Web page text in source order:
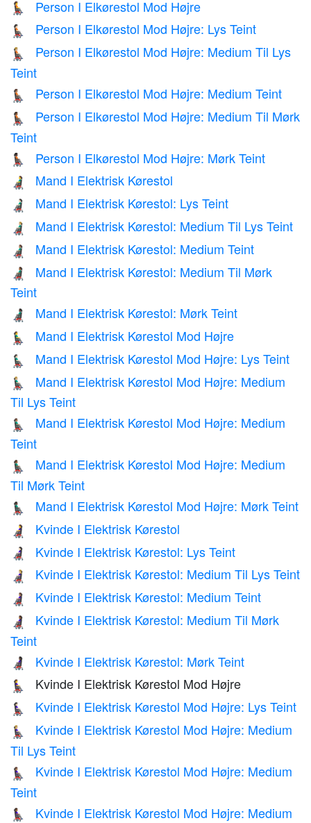
🧑‍🦼‍➡️ Person I Elkørestol Mod Højre
🧑🏻‍🦼‍➡️ Person I Elkørestol Mod Højre: Lys Teint
🧑🏼‍🦼‍➡️
Person I Elkørestol Mod Højre: Medium Til Lys
Teint
🧑🏽‍🦼‍➡️ Person I Elkørestol Mod Højre: Medium Teint
🧑🏾‍🦼‍➡️
Person I Elkørestol Mod Højre: Medium Til Mørk
Teint
🧑🏿‍🦼‍➡️ Person I Elkørestol Mod Højre: Mørk Teint
👨‍🦼 Mand I Elektrisk Kørestol
👨🏻‍🦼 Mand I Elektrisk Kørestol: Lys Teint
👨🏼‍🦼 Mand I Elektrisk Kørestol: Medium Til Lys Teint
👨🏽‍🦼 Mand I Elektrisk Kørestol: Medium Teint
👨🏾‍🦼
Mand I Elektrisk Kørestol: Medium Til Mørk
Teint
👨🏿‍🦼 Mand I Elektrisk Kørestol: Mørk Teint
👨‍🦼‍➡️ Mand I Elektrisk Kørestol Mod Højre
👨🏻‍🦼‍➡️ Mand I Elektrisk Kørestol Mod Højre: Lys Teint
👨🏼‍🦼‍➡️
Mand I Elektrisk Kørestol Mod Højre: Medium
Til Lys Teint
👨🏽‍🦼‍➡️
Mand I Elektrisk Kørestol Mod Højre: Medium
Teint
👨🏾‍🦼‍➡️
Mand I Elektrisk Kørestol Mod Højre: Medium
Til Mørk Teint
👨🏿‍🦼‍➡️ Mand I Elektrisk Kørestol Mod Højre: Mørk Teint
👩‍🦼 Kvinde I Elektrisk Kørestol
👩🏻‍🦼 Kvinde I Elektrisk Kørestol: Lys Teint
👩🏼‍🦼 Kvinde I Elektrisk Kørestol: Medium Til Lys Teint
👩🏽‍🦼 Kvinde I Elektrisk Kørestol: Medium Teint
👩🏾‍🦼
Kvinde I Elektrisk Kørestol: Medium Til Mørk
Teint
👩🏿‍🦼 Kvinde I Elektrisk Kørestol: Mørk Teint
👩‍🦼‍➡️ Kvinde I Elektrisk Kørestol Mod Højre
👩🏻‍🦼‍➡️ Kvinde I Elektrisk Kørestol Mod Højre: Lys Teint
👩🏼‍🦼‍➡️
Kvinde I Elektrisk Kørestol Mod Højre: Medium
Til Lys Teint
👩🏽‍🦼‍➡️
Kvinde I Elektrisk Kørestol Mod Højre: Medium
Teint
👩🏾‍🦼‍➡️
Kvinde I Elektrisk Kørestol Mod Højre: Medium